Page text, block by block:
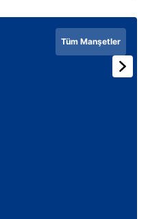
Tüm Manşetler